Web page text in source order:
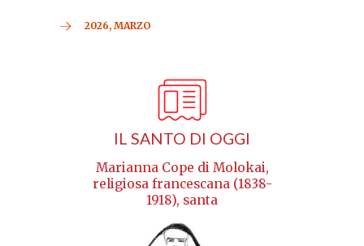
2026, MARZO
IL SANTO DI OGGI
Marianna Cope di Molokai,
religiosa francescana (1838-
1918), santa